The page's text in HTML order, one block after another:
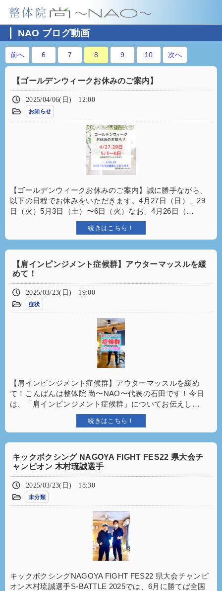
NAO ブログ動画
前へ 6 7 8 9 10 次へ
【ゴールデンウィークお休みのご案内】
2025/04/06(日) 12:00
お知らせ
【ゴールデンウィークお休みのご案内】誠に勝手ながら、
以下の日程でお休みをいただきます。4月27日（日）、29
日（火）5月3日（土）〜6日（火）なお、4月26日（…
続きはこちら！
【肩インピンジメント症候群】アウターマッスルを緩
めて！
2025/03/23(日) 19:00
症状
【肩インピンジメント症候群】アウターマッスルを緩め
て！⁡⁡こんばんは整体院 尚〜NAO〜代表の石田です！⁡⁡今日
は、「肩インピンジメント症候群」についてお伝えし…
続きはこちら！
キックボクシング NAGOYA FIGHT FES22 県大会チ
ャンピオン 木村琉誠選手
2025/03/23(日) 18:30
未分類
キックボクシングNAGOYA FIGHT FES22 県大会チャンピ
オン木村琉誠選手⁡S-BATTLE 2025では、6月に勝てば全国